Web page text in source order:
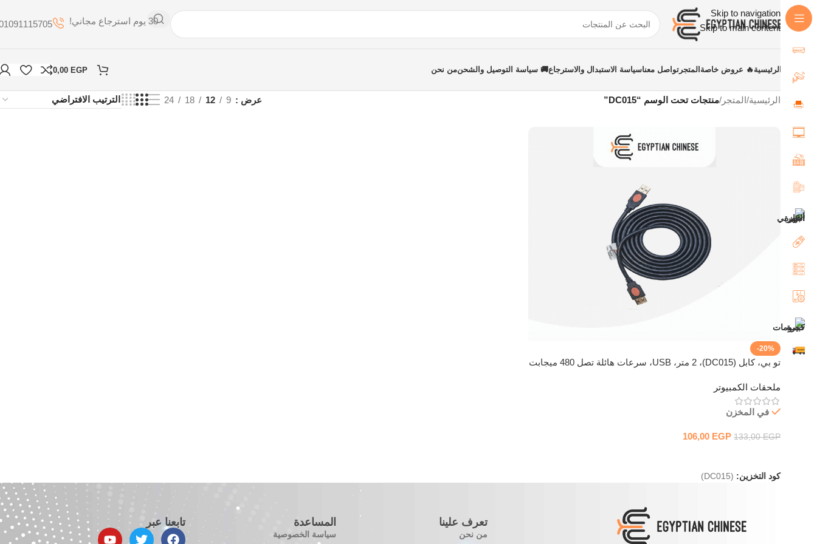
Skip to navigation
Skip to main content
30 يوم استرجاع مجاني!
الرئيسية 🔥 عروض خاصة المتجر تواصل معناسياسة الاستبدال والاسترجاع🚚 سياسة التوصيل والشحنمن نحن 0,00 EGP
الرئيسية/المتجر /منتجات تحت الوسم “DC015” عرض 9
12
18
24
-20%
تو بي، كابل (DC015)، 2 متر، USB، سرعات هائلة تصل 480 ميجابت
ملحقات الكمبيوتر
في المخزن
133,00EGP
106,00 EGP
كود التخزين: (DC015)
تعرف علينا
من نحن
المساعدة
سياسة الخصوصية
تابعنا عبر